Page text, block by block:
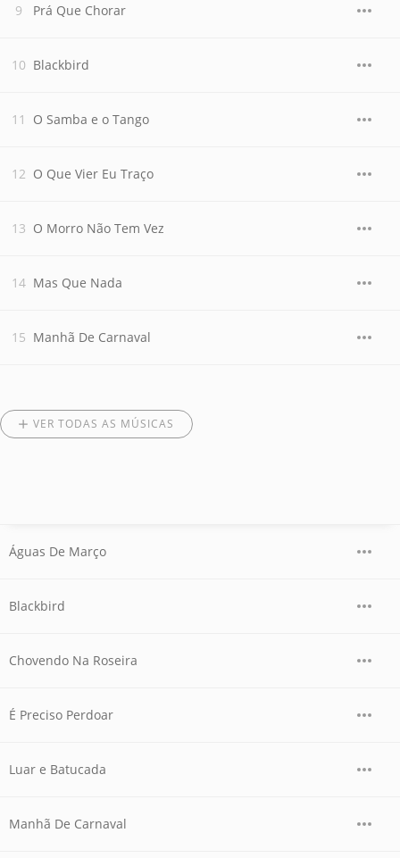
Prá Que Chorar
Blackbird
O Samba e o Tango
O Que Vier Eu Traço
O Morro Não Tem Vez
Mas Que Nada
Manhã De Carnaval
VER TODAS AS MÚSICAS
Águas De Março
Blackbird
Chovendo Na Roseira
É Preciso Perdoar
Luar e Batucada
Manhã De Carnaval